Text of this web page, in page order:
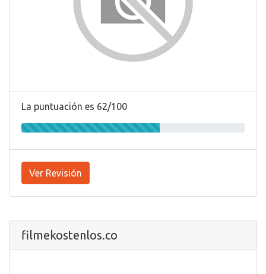
La puntuación es 62/100
Ver Revisión
filmekostenlos.co